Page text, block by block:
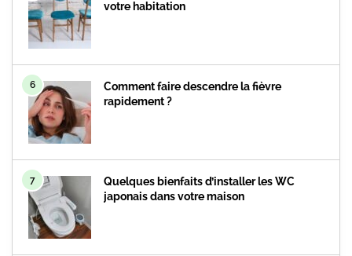
votre habitation
6
Comment faire descendre la fièvre
rapidement ?
7
Quelques bienfaits d’installer les WC
japonais dans votre maison